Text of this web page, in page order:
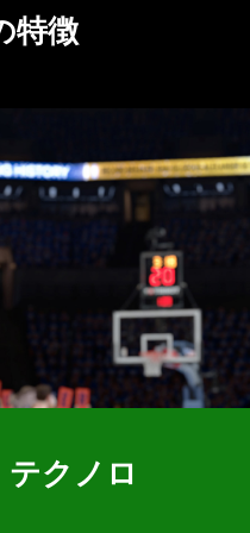
特徴
テクノロ